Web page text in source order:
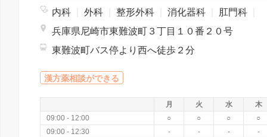
内科 外科 整形外科 消化器科 肛門科
兵庫県尼崎市東難波町３丁目１０番２０号
東難波町バス停より西へ徒歩２分
漢方薬相談ができる
月 火 水
木
09:00 - 12:00
○ ○ ○
○
09:00 - 12:30
- - -
-